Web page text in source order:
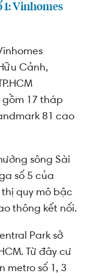
1: Vinhomes
Cảnh,
17 tháp
81 cao
sông Sài
số 5 của
quy mô bậc
thông kết nối.
Park sở
Từ đây cư
metro số 1, 3